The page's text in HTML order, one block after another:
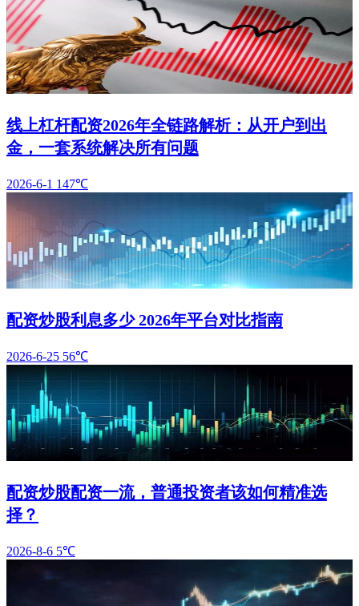
线上杠杆配资2026年全链路解析：从开户到出
金，一套系统解决所有问题
2026-6-1 147℃
配资炒股利息多少 2026年平台对比指南
2026-6-25 56℃
配资炒股配资一流，普通投资者该如何精准选
择？
2026-8-6 5℃